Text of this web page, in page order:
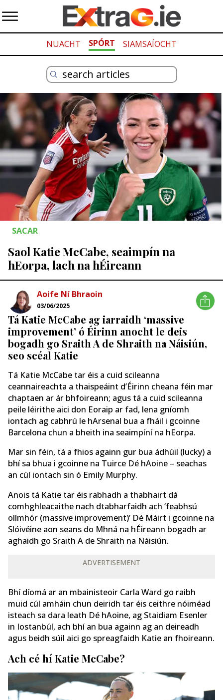
NUACHT SPÓRT SIAMSAÍOCHT
SACAR
Saol Katie McCabe, seaimpín na
hEorpa, lach na hÉireann
Aoife Ní Bhraoin
03/06/2025
Tá Katie McCabe ag iarraidh ‘massive
improvement’ ó Éirinn anocht le deis
bogadh go Sraith A de Shraith na Náisiún,
seo scéal Katie
Tá Katie McCabe tar éis a cuid scileanna
ceannaireachta a thaispeáint d’Éirinn cheana féin mar
chaptaen ar ár bhfoireann; agus tá a cuid scileanna
peile léirithe aici don Eoraip ar fad, lena gníomh
iontach ag cabhrú le hArsenal bua a fháil i gcoinne
Barcelona chun a bheith ina seaimpíní na hEorpa.
Mar sin féin, tá a fhios againn gur bua ádhúil (lucky) a
bhí sa bhua i gcoinne na Tuirce Dé hAoine – seachas
an cúl iontach sin ó Emily Murphy.
Anois tá Katie tar éis rabhadh a thabhairt dá
comhghleacaithe nach dtabharfaidh ach ‘feabhsú
ollmhór (massive improvement)’ Dé Máirt i gcoinne na
Slóivéine aon seans do Mhná na hÉireann bogadh ar
aghaidh go Sraith A de Shraith na Náisiún.
ADVERTISEMENT
Bhí díomá ar an mbainisteoir Carla Ward go raibh
muid cúl amháin chun deiridh tar éis ceithre nóiméad
isteach sa dara leath Dé hAoine, ag Staidiam Esenler
in Iostanbúl, ach bhí an bua againn ag an deireadh
agus beidh súil aici go spreagfaidh Katie an fhoireann.
Ach cé hí Katie McCabe?